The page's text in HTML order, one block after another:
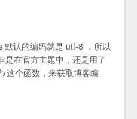
默认的编码就是 utf-8 ，所以
是在官方主题中，还是用了
这个函数，来获取博客编